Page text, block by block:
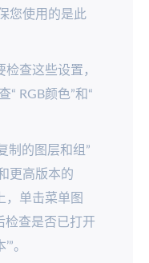
您使用的是此
查这些设置，
“ RGB颜色”和“
制的图层和组”
更高版本的
，单击菜单图
检查是否已打开
。